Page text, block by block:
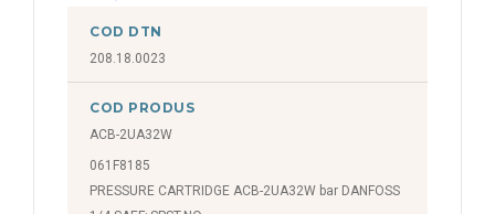
COD DTN
208.18.0023
COD PRODUS
ACB-2UA32W
061F8185
PRESSURE CARTRIDGE ACB-2UA32W bar DANFOSS